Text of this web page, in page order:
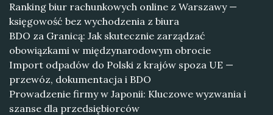
Ranking biur rachunkowych online z Warszawy —
księgowość bez wychodzenia z biura
BDO za Granicą: Jak skutecznie zarządzać
obowiązkami w międzynarodowym obrocie
Import odpadów do Polski z krajów spoza UE —
przewóz, dokumentacja i BDO
Prowadzenie firmy w Japonii: Kluczowe wyzwania i
szanse dla przedsiębiorców